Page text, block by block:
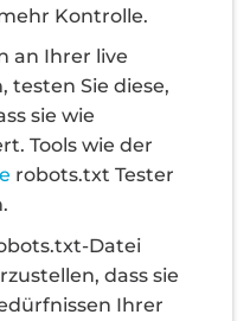
Kontrolle.
an Ihrer live
testen Sie diese,
sie wie
Tools wie der
robots.txt Tester
Datei
dass sie
Ihrer